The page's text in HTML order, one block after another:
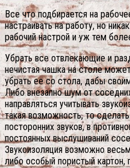
Все что подбирается на
настраивать на работу, но
рабочий настрой и уж тем
Убрать все отвлекающие и
нечистая чашка на столе
убрать ее со стола, дабы
Либо внезапно шум от
направляться учитывать
такая возможность, то
посторонних звуков, в
постоянных выслушиваний
Звукоизоляция возможно
либо особый пористый картон,